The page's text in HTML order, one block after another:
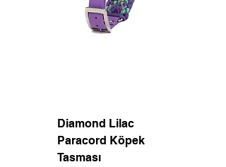
Diamond Lilac
Paracord Köpek
Tasması